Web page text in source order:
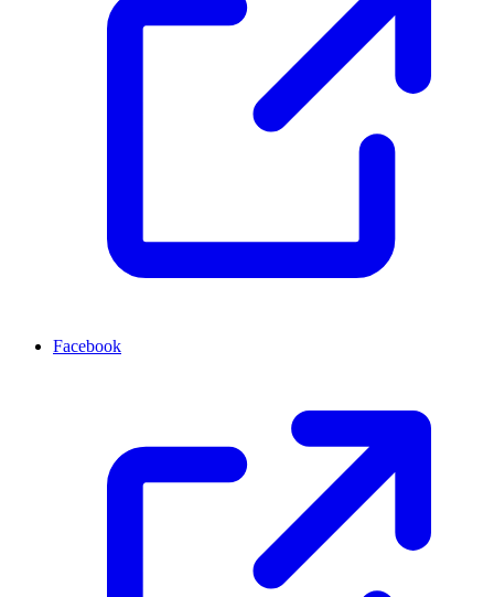
Facebook